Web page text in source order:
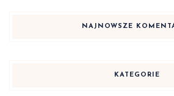
NAJNOWSZE
KATEGORIE